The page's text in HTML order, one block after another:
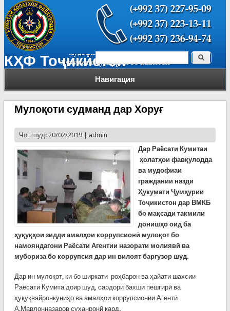
КҲФ Тоҷикистон
Навигация
Форма поиска Поиск
Мулоқоти судманд дар Хоруғ
Чоп шуд: 20/02/2019 | admin
Дар Раёсати Кумитаи
ҳолатҳои фавқулодда
ва мудофиаи
граждании назди
Ҳукумати Ҷумҳурии
Тоҷикистон дар ВМКБ
бо мақсади такмили
донишҳо оид ба
ҳуқуқҳои зидди амалҳои коррупсионӣ мулоқот бо
намояндагони Раёсати Агентии назорати молиявӣ ва
мубориза бо коррупсия дар ин вилоят баргузор шуд.
Дар ин мулоқот, ки бо ширкати роҳбарон ва ҳайати шахсии
Раёсати Кумита доир шуд, сардори бахши пешгирӣ ва
ҳуқуқвайронкуниҳо ва амалҳои коррупсионии Агентӣ
А.Мавлонназаров суханронӣ кард.